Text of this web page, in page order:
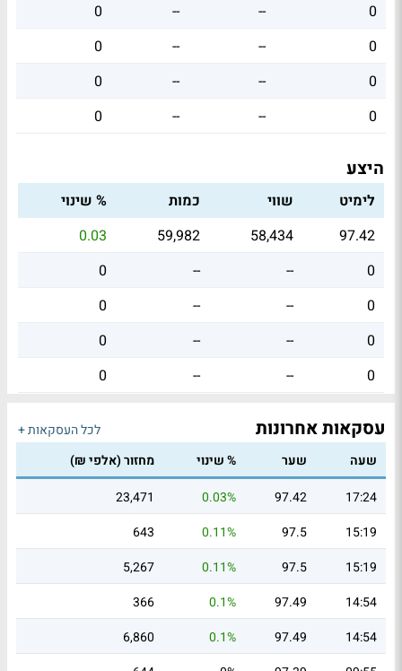
0
--
--
0
0
--
--
0
0
--
--
0
0
--
--
0
היצע
לימיט שווי כמות
% שינוי
97.42
58,434
59,982
0.03
0
--
--
0
0
--
--
0
0
--
--
0
0
--
--
0
עסקאות אחרונות
לכל העסקאות +
שעה
שער % שינוי
מחזור (אלפי ₪)
17:24
97.42
0.03%
23,471
15:19
97.5
0.11%
643
15:19
97.5
0.11%
5,267
14:54
97.49
0.1%
366
14:54
97.49
0.1%
6,860